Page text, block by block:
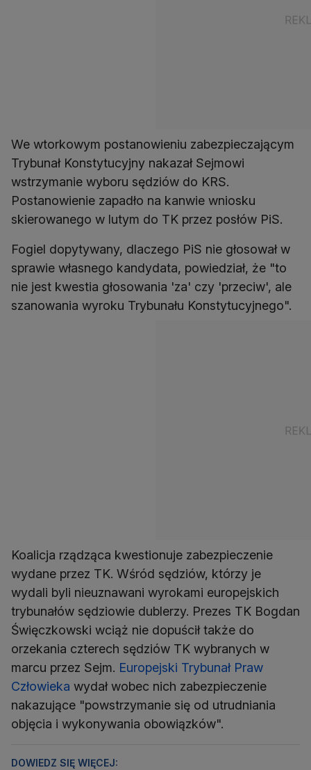
We wtorkowym postanowieniu zabezpieczającym
Trybunał Konstytucyjny nakazał Sejmowi
wstrzymanie wyboru sędziów do KRS.
Postanowienie zapadło na kanwie wniosku
skierowanego w lutym do TK przez posłów PiS.
Fogiel dopytywany, dlaczego PiS nie głosował w
sprawie własnego kandydata, powiedział, że "to
nie jest kwestia głosowania 'za' czy 'przeciw', ale
szanowania wyroku Trybunału Konstytucyjnego".
Koalicja rządząca kwestionuje zabezpieczenie
wydane przez TK. Wśród sędziów, którzy je
wydali byli nieuznawani wyrokami europejskich
trybunałów sędziowie dublerzy. Prezes TK Bogdan
Święczkowski wciąż nie dopuścił także do
orzekania czterech sędziów TK wybranych w
marcu przez Sejm. Europejski Trybunał Praw
Człowieka wydał wobec nich zabezpieczenie
nakazujące "powstrzymanie się od utrudniania
objęcia i wykonywania obowiązków".
DOWIEDZ SIĘ WIĘCEJ: